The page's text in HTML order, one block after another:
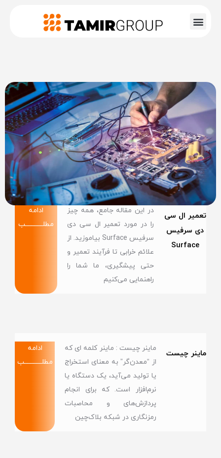
تعمیر ال سی
دی سرفیس
Surface
در این مقاله جامع، همه چیز
را در مورد تعمیر ال سی دی
سرفیس Surface بیاموزید. از
علائم خرابی تا فرآیند تعمیر و
حتی پیشگیری، ما شما را
راهنمایی می‌کنیم
ادامه
مطلــــــــــــب
ماینر چیست
ماینر چیست : ماینر کلمه ای که
از “معدن‌گر” به معنای استخراج
یا تولید می‌آید، یک دستگاه یا
نرم‌افزار است. که برای انجام
پردازش‌های و محاصبات
رمزنگاری در شبکه‌ بلاک‌چین
ادامه
مطلــــــــــــب